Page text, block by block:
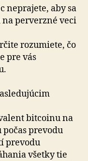
neprajete, aby sa
perverzné veci
rozumiete, čo
pre vás
bitcoinu na
prevodu
prevodu
všetky tie